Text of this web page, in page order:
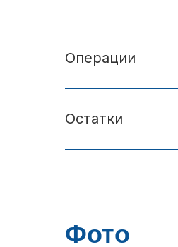
Операции
Остатки
Фото